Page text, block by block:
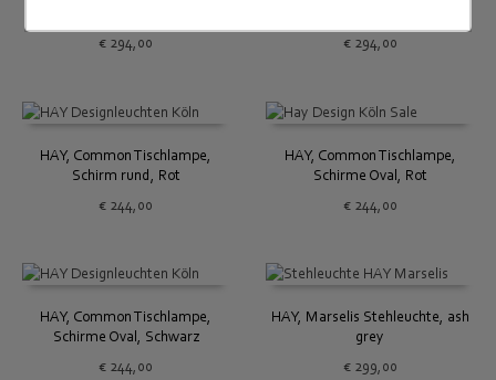
€ 294,00
€294,00
HAY, Common Tischlampe,
Schirm rund, Rot
€ 244,00
HAY, Common Tischlampe,
Schirme Oval, Rot
€244,00
HAY, Common Tischlampe,
Schirme Oval, Schwarz
€ 244,00
HAY, Marselis Stehleuchte, ash
grey
€299,00